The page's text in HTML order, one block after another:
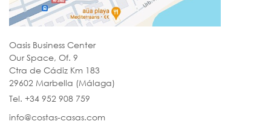
Oasis Business Center
Our Space, Of. 9
Ctra de Cádiz Km 183
29602 Marbella (Málaga)
Tel. +34 952 908 759
info@costas-casas.com